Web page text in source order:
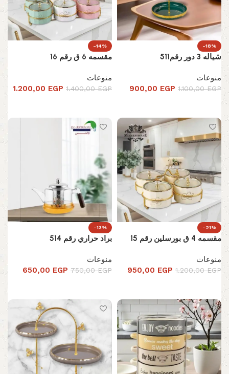
-18%
شياله 3 دور رقم511
منوعات
1.100,00EGP
900,00 EGP
-14%
مقسمه 6 ق رقم 16
منوعات
1.400,00EGP
1.200,00 EGP
-21%
مقسمه 4 ق بورسلين رقم 15
منوعات
1.200,00EGP
950,00 EGP
-13%
براد حراري رقم 514
منوعات
750,00EGP
650,00 EGP